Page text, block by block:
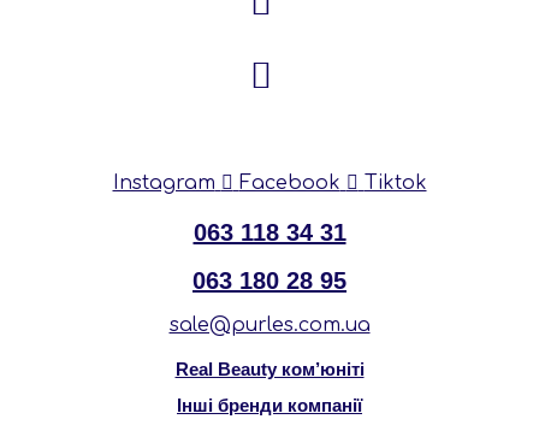
Instagram Facebook Tiktok
063 118 34 31
063 180 28 95
sale@purles.com.ua
Real Beauty ком’юніті
Інші бренди компанії